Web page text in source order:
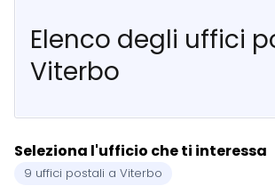
Elenco degli uffici
Viterbo
Seleziona l'ufficio che ti interessa
9 uffici postali a Viterbo